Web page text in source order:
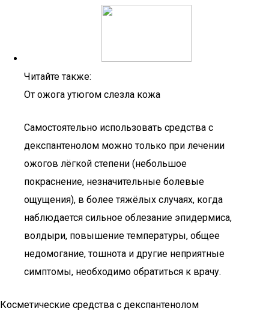
Читайте также:
От ожога утюгом слезла кожа
Самостоятельно использовать средства с
декспантенолом можно только при лечении
ожогов лёгкой степени (небольшое
покраснение, незначительные болевые
ощущения), в более тяжёлых случаях, когда
наблюдается сильное облезание эпидермиса,
волдыри, повышение температуры, общее
недомогание, тошнота и другие неприятные
симптомы, необходимо обратиться к врачу.
Косметические средства с декспантенолом